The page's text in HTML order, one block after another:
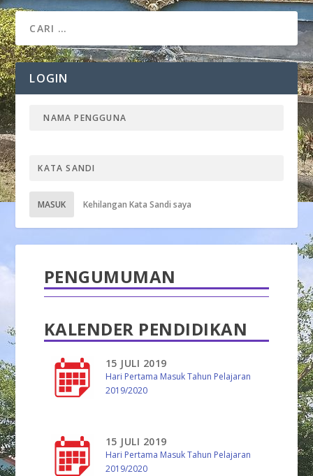
LOGIN
MASUK Kehilangan Kata Sandi saya
PENGUMUMAN
KALENDER PENDIDIKAN
15 JULI 2019
Hari Pertama Masuk Tahun Pelajaran
2019/2020
15 JULI 2019
Hari Pertama Masuk Tahun Pelajaran
2019/2020